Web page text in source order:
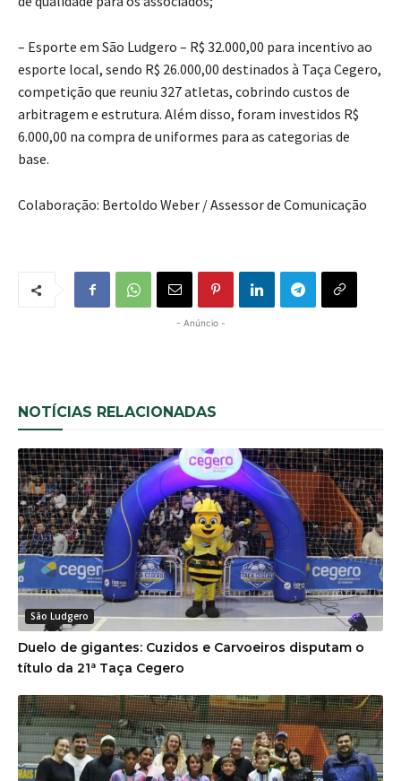
– Esporte em São Ludgero – R$ 32.000,00 para incentivo ao
esporte local, sendo R$ 26.000,00 destinados à Taça Cegero,
competição que reuniu 327 atletas, cobrindo custos de
arbitragem e estrutura. Além disso, foram investidos R$
6.000,00 na compra de uniformes para as categorias de
base.
Colaboração: Bertoldo Weber / Assessor de Comunicação
- Anúncio -
NOTÍCIAS RELACIONADAS
São Ludgero
Duelo de gigantes: Cuzidos e Carvoeiros disputam o
título da 21ª Taça Cegero